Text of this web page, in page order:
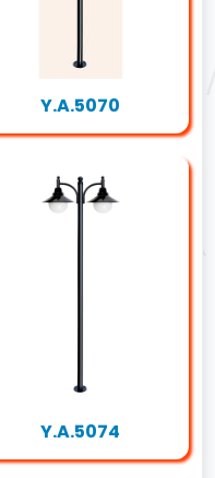
Y.A.5070
Y.A.5074